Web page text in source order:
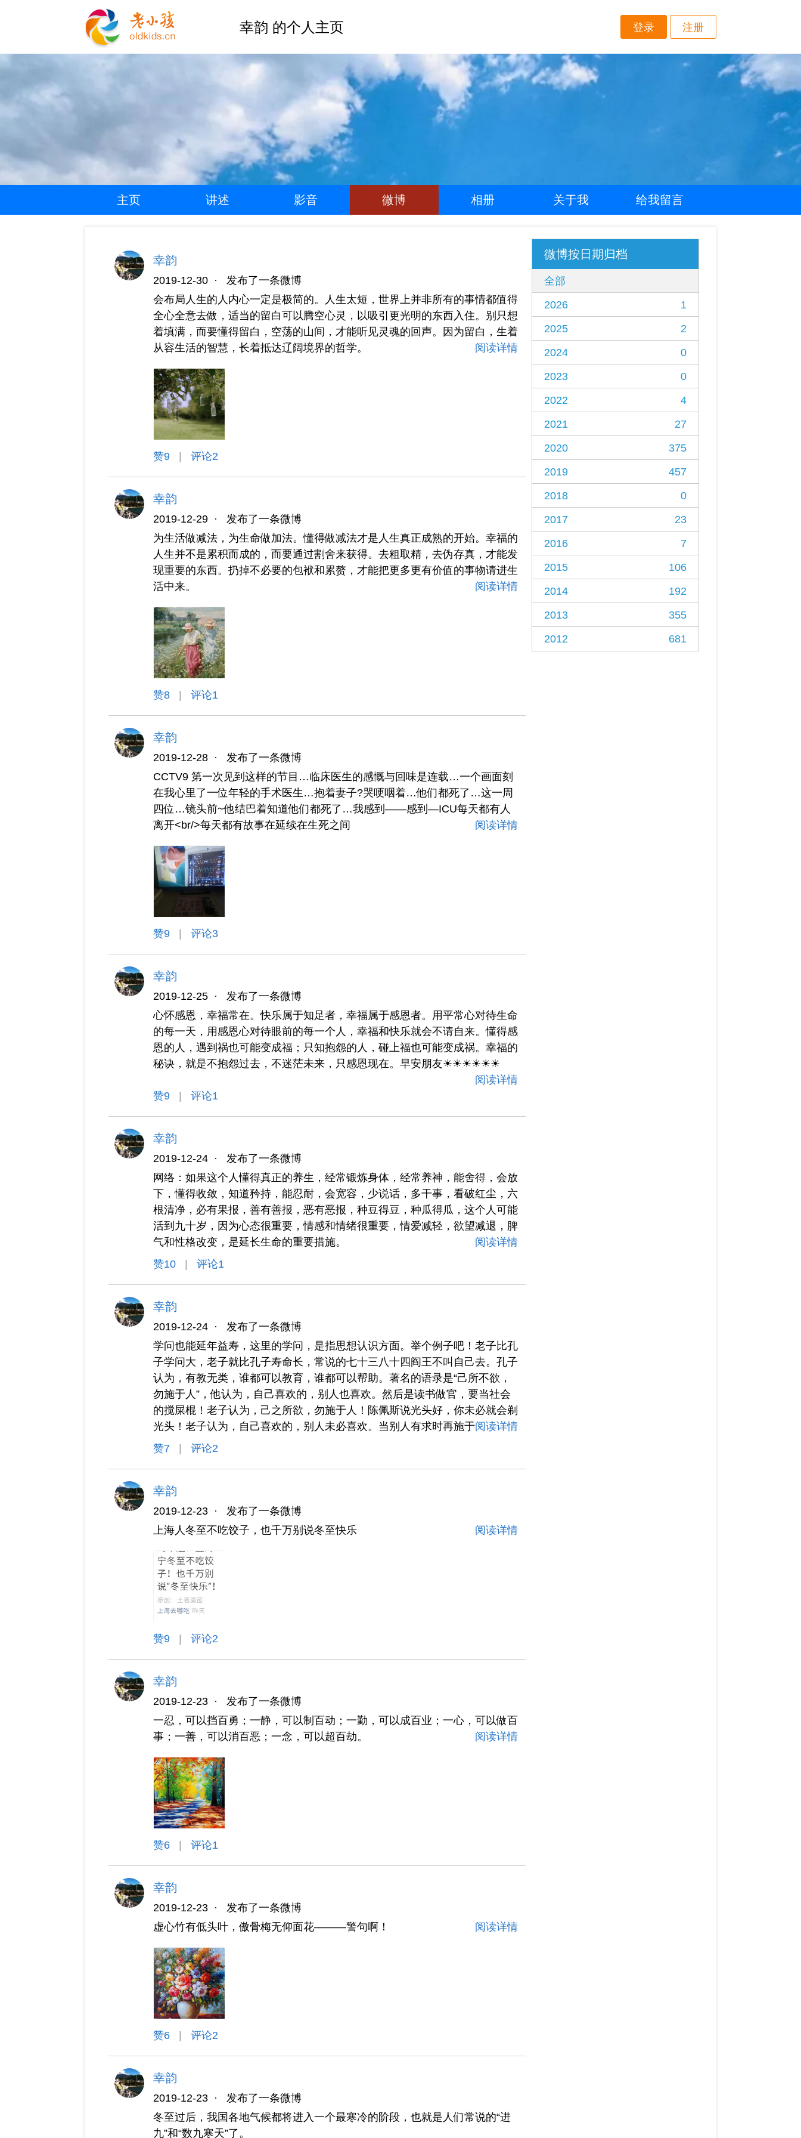
幸韵 的个人主页 登录 注册
主页 讲述 影音 微博 相册 关于我 给我留言
幸韵
2019-12-30 ·
发布了一条微博
会布局人生的人内心一定是极简的。人生太短，世界上并非所有的事情都值得
全心全意去做，适当的留白可以腾空心灵，以吸引更光明的东西入住。别只想
着填满，而要懂得留白，空荡的山间，才能听见灵魂的回声。因为留白，生着
从容生活的智慧，长着抵达辽阔境界的哲学。
阅读详情
赞9 评论2
幸韵
2019-12-29 ·
发布了一条微博
为生活做减法，为生命做加法。懂得做减法才是人生真正成熟的开始。幸福的
人生并不是累积而成的，而要通过割舍来获得。去粗取精，去伪存真，才能发
现重要的东西。扔掉不必要的包袱和累赘，才能把更多更有价值的事物请进生
活中来。
阅读详情
赞8 评论1
幸韵
2019-12-28 ·
发布了一条微博
CCTV9 第一次见到这样的节目…临床医生的感慨与回味是连载…一个画面刻
在我心里了一位年轻的手术医生…抱着妻子?哭哽咽着…他们都死了…这一周
四位…镜头前~他结巴着知道他们都死了…我感到——感到—ICU每天都有人
离开<br/>每天都有故事在延续在生死之间
阅读详情
赞9 评论3
幸韵
2019-12-25 ·
发布了一条微博
心怀感恩，幸福常在。快乐属于知足者，幸福属于感恩者。用平常心对待生命
的每一天，用感恩心对待眼前的每一个人，幸福和快乐就会不请自来。懂得感
恩的人，遇到祸也可能变成福；只知抱怨的人，碰上福也可能变成祸。幸福的
秘诀，就是不抱怨过去，不迷茫未来，只感恩现在。早安朋友☀☀☀☀☀☀
阅读详情
赞9 评论1
幸韵
2019-12-24 ·
发布了一条微博
网络：如果这个人懂得真正的养生，经常锻炼身体，经常养神，能舍得，会放
下，懂得收敛，知道矜持，能忍耐，会宽容，少说话，多干事，看破红尘，六
根清净，必有果报，善有善报，恶有恶报，种豆得豆，种瓜得瓜，这个人可能
活到九十岁，因为心态很重要，情感和情绪很重要，情爱减轻，欲望减退，脾
气和性格改变，是延长生命的重要措施。
阅读详情
赞10 评论1
幸韵
2019-12-24 ·
发布了一条微博
学问也能延年益寿，这里的学问，是指思想认识方面。举个例子吧！老子比孔
子学问大，老子就比孔子寿命长，常说的七十三八十四阎王不叫自己去。孔子
认为，有教无类，谁都可以教育，谁都可以帮助。著名的语录是“己所不欲，
勿施于人”，他认为，自己喜欢的，别人也喜欢。然后是读书做官，要当社会
的搅屎棍！老子认为，己之所欲，勿施于人！陈佩斯说光头好，你未必就会剃
光头！老子认为，自己喜欢的，别人未必喜欢。当别人有求时再施于阅读详情
赞7 评论2
幸韵
2019-12-23 ·
发布了一条微博
上海人冬至不吃饺子，也千万别说冬至快乐
阅读详情
赞9 评论2
幸韵
2019-12-23 ·
发布了一条微博
一忍，可以挡百勇；一静，可以制百动；一勤，可以成百业；一心，可以做百
事；一善，可以消百恶；一念，可以超百劫。
阅读详情
赞6 评论1
幸韵
2019-12-23 ·
发布了一条微博
虚心竹有低头叶，傲骨梅无仰面花———警句啊！
阅读详情
赞6 评论2
幸韵
2019-12-23 ·
发布了一条微博
冬至过后，我国各地气候都将进入一个最寒冷的阶段，也就是人们常说的“进
九”和“数九寒天”了。
微博按日期归档
全部
2026
1
2025
2
2024
0
2023
0
2022
4
2021
27
2020
375
2019
457
2018
0
2017
23
2016
7
2015
106
2014
192
2013
355
2012
681